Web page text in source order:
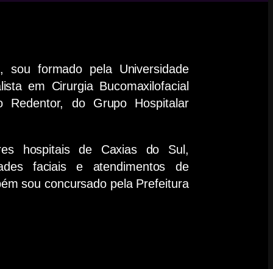
formado pela Universidade
em Cirurgia Bucomaxilofacial
Redentor, do Grupo Hospitalar
hospitais de Caxias do Sul,
faciais e atendimentos de
sou concursado pela Prefeitura